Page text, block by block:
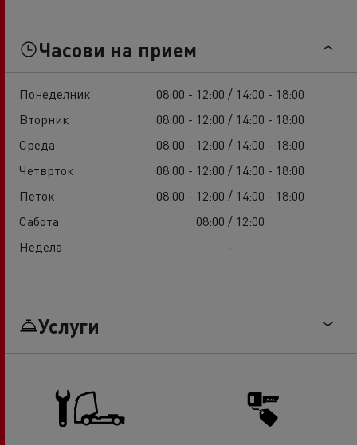
Часови на прием
Понеделник
08:00 - 12:00 / 14:00 - 18:00
Вторник
08:00 - 12:00 / 14:00 - 18:00
Среда
08:00 - 12:00 / 14:00 - 18:00
Четврток
08:00 - 12:00 / 14:00 - 18:00
Петок
08:00 - 12:00 / 14:00 - 18:00
Сабота
08:00 / 12:00
Недела
-
Услуги